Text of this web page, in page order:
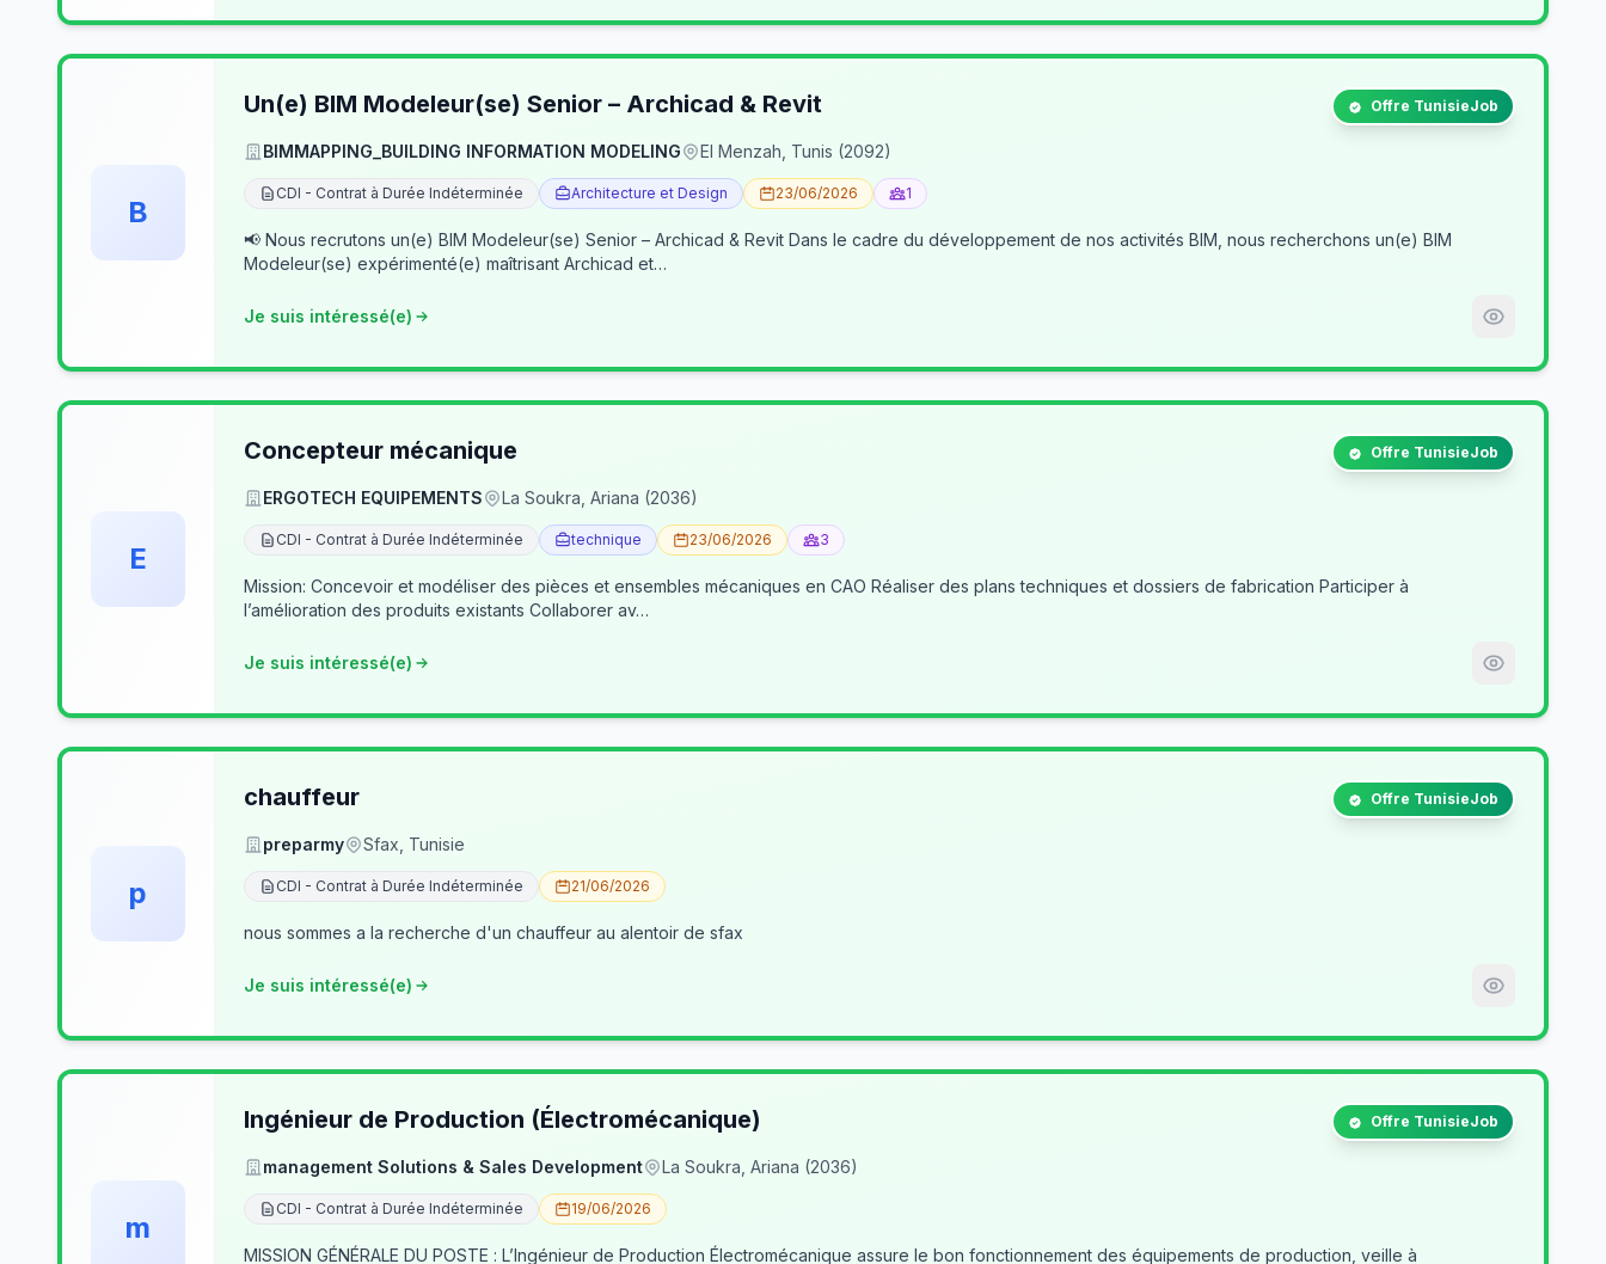
B
Un(e) BIM Modeleur(se) Senior – Archicad & Revit Offre TunisieJob
BIMMAPPING_BUILDING INFORMATION MODELING El Menzah, Tunis (2092)
CDI - Contrat à Durée Indéterminée Architecture et Design 23/06/2026 1
📢 Nous recrutons un(e) BIM Modeleur(se) Senior – Archicad & Revit Dans le cadre du développement de nos activités BIM, nous recherchons un(e) BIM
Modeleur(se) expérimenté(e) maîtrisant Archicad et…
Je suis intéressé(e)
E
Concepteur mécanique Offre TunisieJob
ERGOTECH EQUIPEMENTS La Soukra, Ariana (2036)
CDI - Contrat à Durée Indéterminée technique 23/06/2026 3
Mission: Concevoir et modéliser des pièces et ensembles mécaniques en CAO Réaliser des plans techniques et dossiers de fabrication Participer à
l’amélioration des produits existants Collaborer av…
Je suis intéressé(e)
p
chauffeur Offre TunisieJob
preparmy Sfax, Tunisie
CDI - Contrat à Durée Indéterminée 21/06/2026
nous sommes a la recherche d'un chauffeur au alentoir de sfax
Je suis intéressé(e)
m
Ingénieur de Production (Électromécanique) Offre TunisieJob
management Solutions & Sales Development La Soukra, Ariana (2036)
CDI - Contrat à Durée Indéterminée 19/06/2026
MISSION GÉNÉRALE DU POSTE : L’Ingénieur de Production Électromécanique assure le bon fonctionnement des équipements de production, veille à